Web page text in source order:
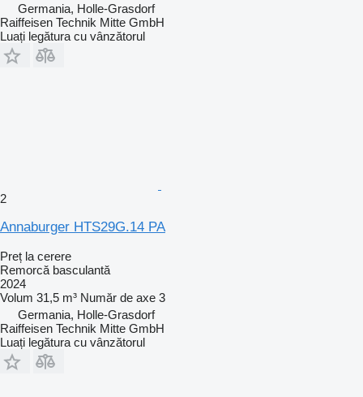
Germania, Holle-Grasdorf
Raiffeisen Technik Mitte GmbH
Luați legătura cu vânzătorul
2
Annaburger HTS29G.14 PA
Preț la cerere
Remorcă basculantă
2024
Volum 31,5 m³ Număr de axe 3
Germania, Holle-Grasdorf
Raiffeisen Technik Mitte GmbH
Luați legătura cu vânzătorul